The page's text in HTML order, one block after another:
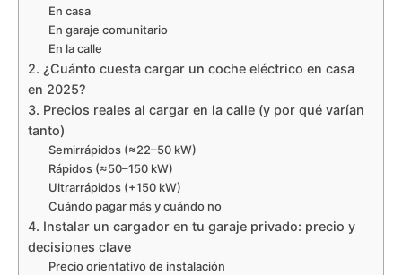
En casa
En garaje comunitario
En la calle
2. ¿Cuánto cuesta cargar un coche eléctrico en casa
en 2025?
3. Precios reales al cargar en la calle (y por qué varían
tanto)
Semirrápidos (≈22–50 kW)
Rápidos (≈50–150 kW)
Ultrarrápidos (+150 kW)
Cuándo pagar más y cuándo no
4. Instalar un cargador en tu garaje privado: precio y
decisiones clave
Precio orientativo de instalación